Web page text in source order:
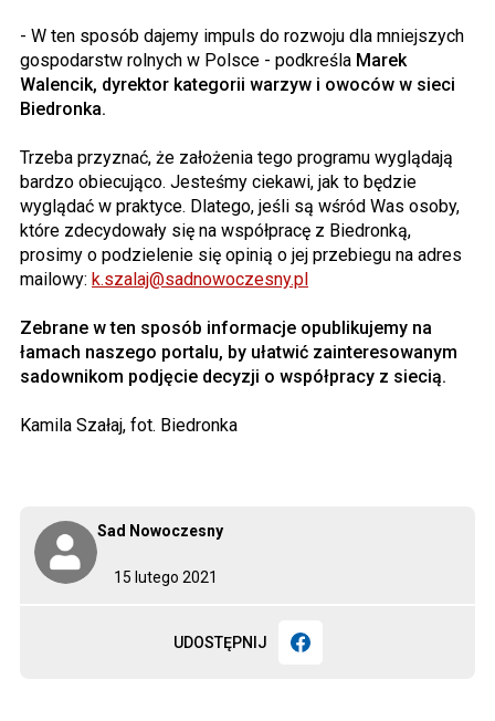
15 lutego 2021
Sad Nowoczesny
UDOSTĘPNIJ
- W ten sposób dajemy impuls do rozwoju dla mniejszych
gospodarstw rolnych w Polsce - podkreśla Marek
Walencik, dyrektor kategorii warzyw i owoców w sieci
Biedronka.
Trzeba przyznać, że założenia tego programu wyglądają
bardzo obiecująco. Jesteśmy ciekawi, jak to będzie
wyglądać w praktyce. Dlatego, jeśli są wśród Was osoby,
które zdecydowały się na współpracę z Biedronką,
prosimy o podzielenie się opinią o jej przebiegu na adres
mailowy: k.szalaj@sadnowoczesny.pl
Zebrane w ten sposób informacje opublikujemy na
łamach naszego portalu, by ułatwić zainteresowanym
sadownikom podjęcie decyzji o współpracy z siecią.
Kamila Szałaj, fot. Biedronka